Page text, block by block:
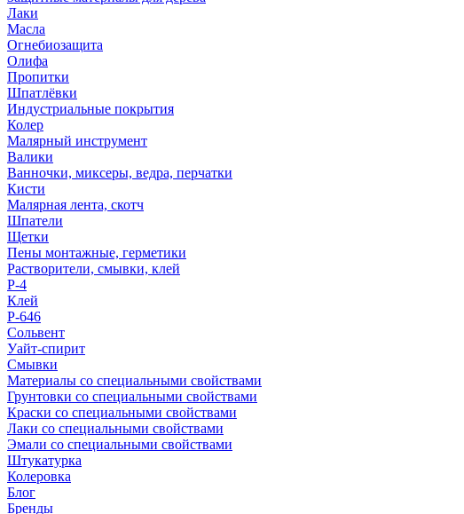
Лаки
Масла
Огнебиозащита
Олифа
Пропитки
Шпатлёвки
Индустриальные покрытия
Колер
Малярный инструмент
Валики
Ванночки, миксеры, ведра, перчатки
Кисти
Малярная лента, скотч
Шпатели
Щетки
Пены монтажные, герметики
Растворители, смывки, клей
Р-4
Клей
Р-646
Сольвент
Уайт-спирит
Смывки
Материалы со специальными свойствами
Грунтовки со специальными свойствами
Краски со специальными свойствами
Лаки со специальными свойствами
Эмали со специальными свойствами
Штукатурка
Колеровка
Блог
Бренды